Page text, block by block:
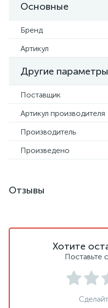
Основные
Бренд
Артикул
Другие параметры
Поставщик
Артикул производителя
Производитель
Произведено
Отзывы
Хотите
Поставьте